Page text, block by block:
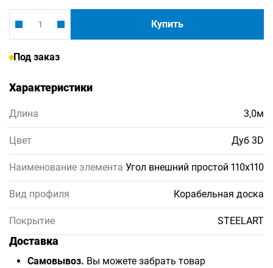
Купить
Под заказ
Характеристики
Длина 3,0м
Цвет Дуб 3D
Наименование элемента Угол внешний простой 110х110
Вид профиля Корабельная доска
Покрытие STEELART
Доставка
Самовывоз. Вы можете забрать товар